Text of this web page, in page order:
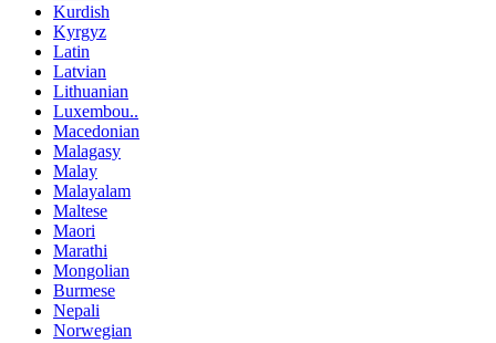
Kurdish
Kyrgyz
Latin
Latvian
Lithuanian
Luxembou..
Macedonian
Malagasy
Malay
Malayalam
Maltese
Maori
Marathi
Mongolian
Burmese
Nepali
Norwegian